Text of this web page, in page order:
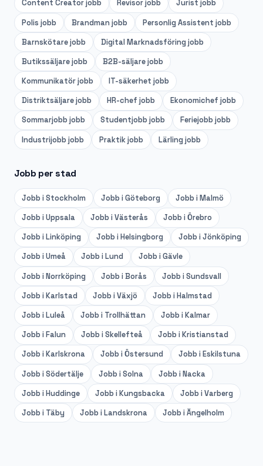
Content Creatorjobb Revisorjobb Jurist jobb
Polis jobb Brandman jobb Personlig Assistent jobb
Barnskötarejobb Digital Marknadsföring jobb
Butikssäljarejobb B2B-säljarejobb
Kommunikatörjobb IT-säkerhet jobb
Distriktsäljarejobb HR-chef jobb Ekonomichef jobb
Sommarjobb jobb Studentjobb jobb Feriejobb jobb
Industrijobb jobb Praktikjobb Lärling jobb
Jobb per stad
Jobb iStockholm Jobb iGöteborg Jobb iMalmö
Jobb iUppsala Jobb iVästerås Jobb iÖrebro
Jobb iLinköping Jobb iHelsingborg Jobb iJönköping
Jobb iUmeå Jobb iLund Jobb iGävle
Jobb iNorrköping Jobb iBorås Jobb iSundsvall
Jobb iKarlstad Jobb iVäxjö Jobb iHalmstad
Jobb iLuleå Jobb i Trollhättan Jobb iKalmar
Jobb iFalun Jobb iSkellefteå Jobb iKristianstad
Jobb iKarlskrona Jobb iÖstersund Jobb iEskilstuna
Jobb iSödertälje Jobb iSolna Jobb iNacka
Jobb iHuddinge Jobb iKungsbacka Jobb iVarberg
Jobb i Täby Jobb iLandskrona Jobb iÄngelholm